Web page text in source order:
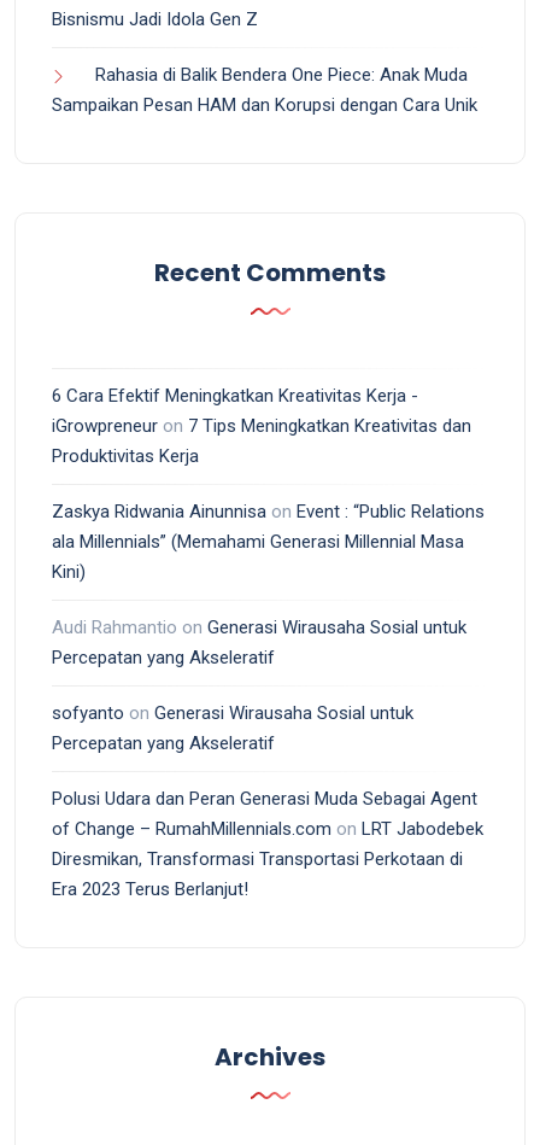
Bisnismu Jadi Idola Gen Z
Rahasia di Balik Bendera One Piece: Anak Muda
Sampaikan Pesan HAM dan Korupsi dengan Cara Unik
Recent Comments
6 Cara Efektif Meningkatkan Kreativitas Kerja -
iGrowpreneur on 7 Tips Meningkatkan Kreativitas dan
Produktivitas Kerja
Zaskya Ridwania Ainunnisa on Event : “Public Relations
ala Millennials” (Memahami Generasi Millennial Masa
Kini)
Audi Rahmantio on Generasi Wirausaha Sosial untuk
Percepatan yang Akseleratif
sofyanto on Generasi Wirausaha Sosial untuk
Percepatan yang Akseleratif
Polusi Udara dan Peran Generasi Muda Sebagai Agent
of Change – RumahMillennials.com on LRT Jabodebek
Diresmikan, Transformasi Transportasi Perkotaan di
Era 2023 Terus Berlanjut!
Archives